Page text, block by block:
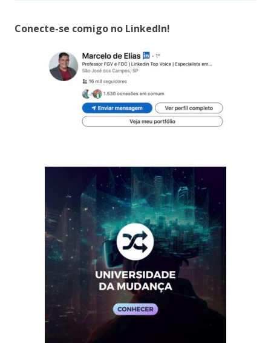
Conecte-se comigo no LinkedIn!